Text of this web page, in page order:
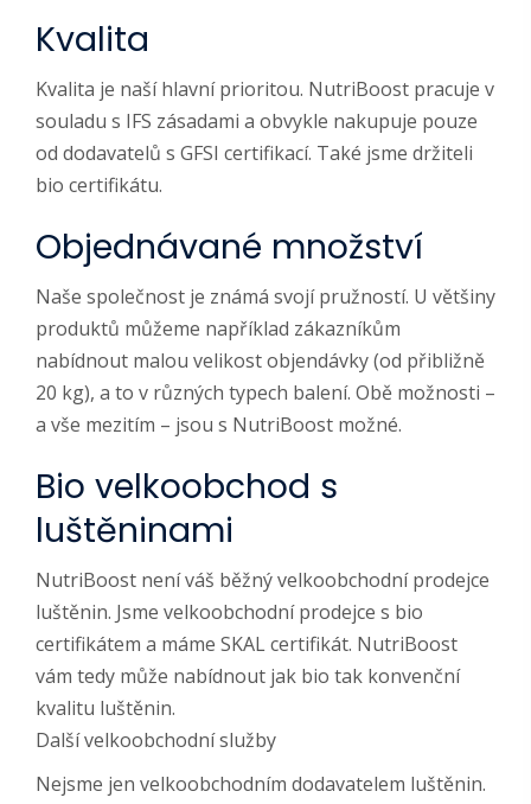
Kvalita
Kvalita je naší hlavní prioritou. NutriBoost pracuje v
souladu s IFS zásadami a obvykle nakupuje pouze
od dodavatelů s GFSI certifikací. Také jsme držiteli
bio certifikátu.
Objednávané množství
Naše společnost je známá svojí pružností. U většiny
produktů můžeme například zákazníkům
nabídnout malou velikost objendávky (od přibližně
20 kg), a to v různých typech balení. Obě možnosti –
a vše mezitím – jsou s NutriBoost možné.
Bio velkoobchod s
luštěninami
NutriBoost není váš běžný velkoobchodní prodejce
luštěnin. Jsme velkoobchodní prodejce s bio
certifikátem a máme SKAL certifikát. NutriBoost
vám tedy může nabídnout jak bio tak konvenční
kvalitu luštěnin.
Další velkoobchodní služby
Nejsme jen velkoobchodním dodavatelem luštěnin.